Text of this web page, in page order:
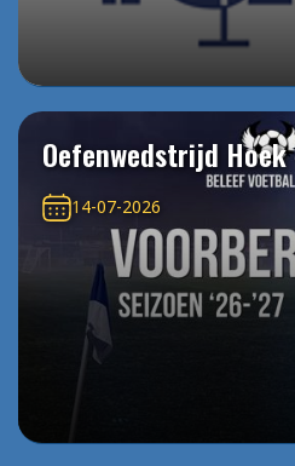
Oefenwedstrijd Hoek
14-07-2026